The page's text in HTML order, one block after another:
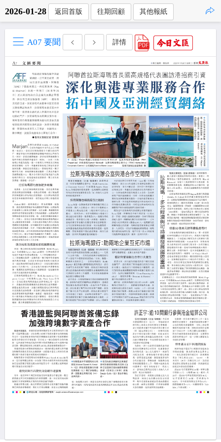
2026-01-28 返回首版 往期回顧 其他報紙
A07 要聞 詳情